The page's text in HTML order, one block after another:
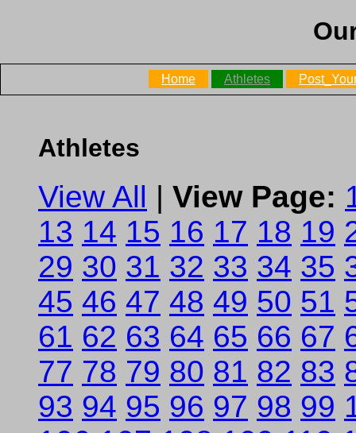
Home Athletes
Athletes
View All | View Page:
13 14 15 16 17 18 19
29 30 31 32 33 34 35
45 46 47 48 49 50 51
61 62 63 64 65 66 67
77 78 79 80 81 82 83
93 94 95 96 97 98 99